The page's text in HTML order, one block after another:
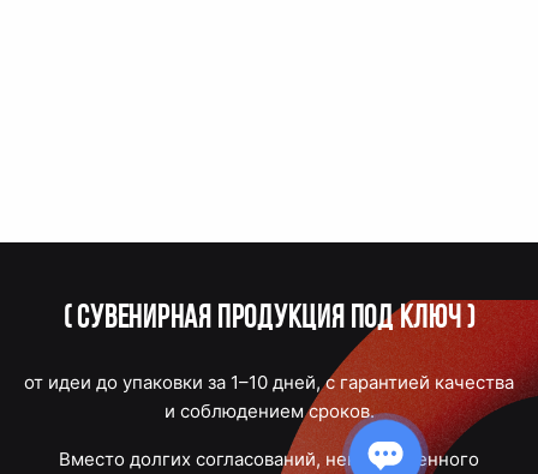
(Сувенирная продукция под ключ)
от идеи до упаковки за 1–10 дней, с гарантией качества
и соблюдением сроков.
Вместо долгих согласований, некачественного